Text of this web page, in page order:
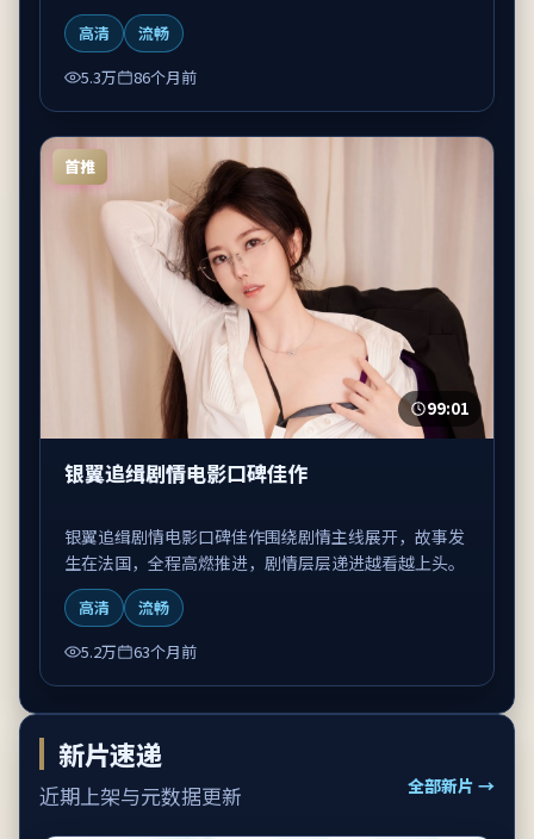
高清
流畅
5.3万
86个月前
首推
99:01
银翼追缉剧情电影口碑佳作
银翼追缉剧情电影口碑佳作围绕剧情主线展开，故事发
生在法国，全程高燃推进，剧情层层递进越看越上头。
高清
流畅
5.2万
63个月前
新片速递
近期上架与元数据更新 全部新片 →